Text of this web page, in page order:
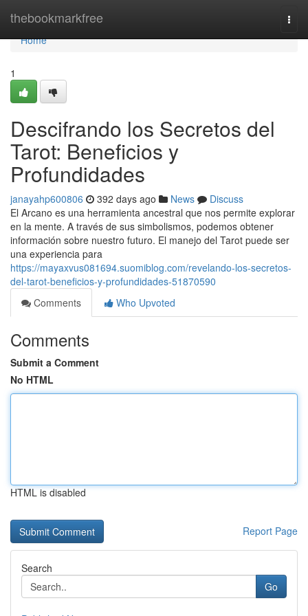
thebookmarkfree
Home
Home
1
Descifrando los Secretos del
Tarot: Beneficios y
Profundidades
janayahp600806 392 days ago News
Discuss
El Arcano es una herramienta ancestral que nos permite explorar
en la mente. A través de sus simbolismos, podemos obtener
información sobre nuestro futuro. El manejo del Tarot puede ser
una experiencia para
https://mayaxvus081694.suomiblog.com/revelando-los-secretos-
del-tarot-beneficios-y-profundidades-51870590
Comments
Who Upvoted
Comments
Submit a Comment
No HTML
HTML is disabled
Report Page
Search
Go